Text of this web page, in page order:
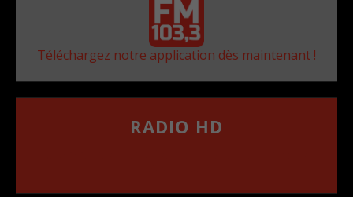
Téléchargez notre application dès maintenant !
RADIO HD